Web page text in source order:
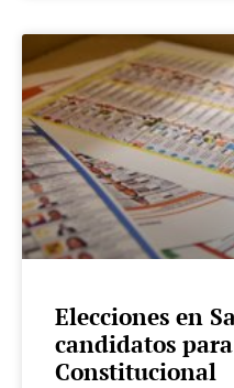
Elecciones en
candidatos
Constitucional